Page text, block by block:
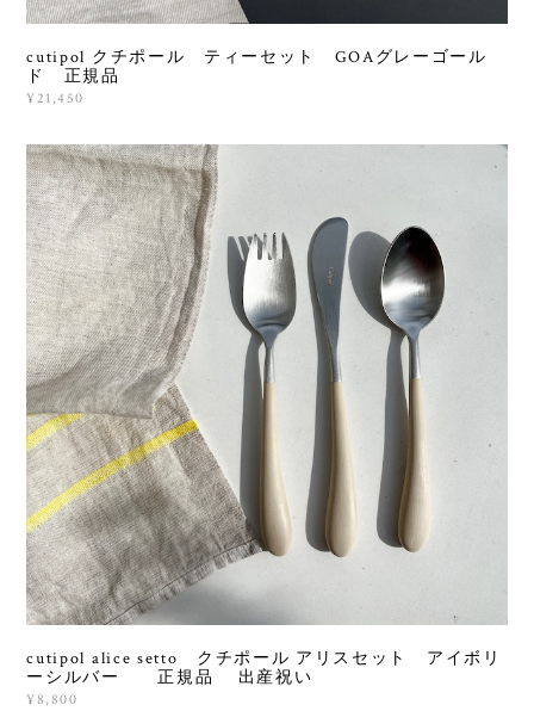
cutipol クチポール ティーセット GOAグレーゴール
ド 正規品
¥21,450
cutipol alice setto クチポール アリスセット アイボリ
ーシルバー 正規品 出産祝い
¥8,800